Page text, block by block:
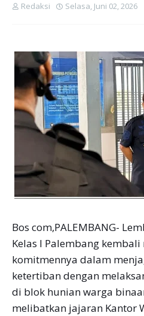
Redaksi Selasa, Juni 02, 2026
Bos com,PALEMBANG-
Kelas I Palembang
komitmennya dalam
ketertiban dengan
di blok hunian warga
melibatkan jajaran Kantor